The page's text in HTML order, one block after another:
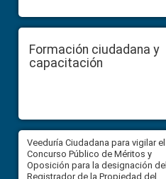
Formación ciudadana y
capacitación
Veeduría Ciudadana para vigilar el
Concurso Público de Méritos y
Oposición para la designación del
Registrador de la Propiedad del